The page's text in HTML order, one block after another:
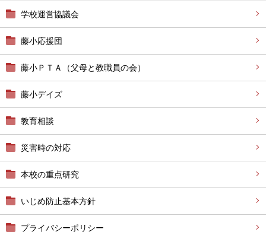
学校運営協議会
藤小応援団
藤小ＰＴＡ（父母と教職員の会）
藤小デイズ
教育相談
災害時の対応
本校の重点研究
いじめ防止基本方針
プライバシーポリシー